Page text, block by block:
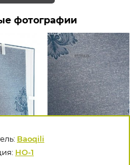
фотографии
Baoqili
HO-1